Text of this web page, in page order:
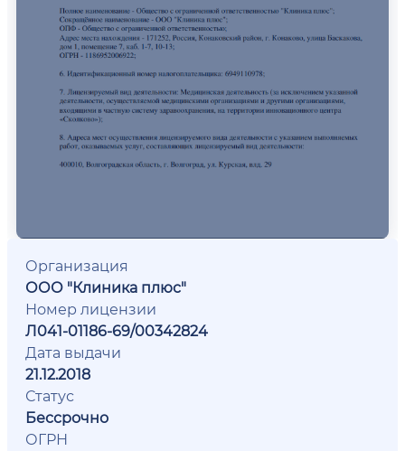
Организация
ООО "Клиника плюс"
Номер лицензии
Л041-01186-69/00342824
Дата выдачи
21.12.2018
Статус
Бессрочно
ОГРН